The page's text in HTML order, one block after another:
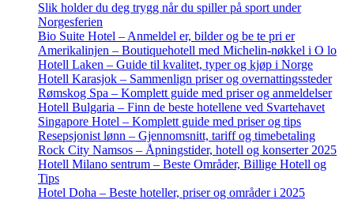
Slik holder du deg trygg når du spiller på sport under
Norgesferien
Bio Suite Hotel – Anmeldel er, bilder og be te pri er
Amerikalinjen – Boutiquehotell med Michelin-nøkkel i O lo
Hotell Laken – Guide til kvalitet, typer og kjøp i Norge
Hotell Karasjok – Sammenlign priser og overnattingssteder
Rømskog Spa – Komplett guide med priser og anmeldelser
Hotell Bulgaria – Finn de beste hotellene ved Svartehavet
Singapore Hotel – Komplett guide med priser og tips
Resepsjonist lønn – Gjennomsnitt, tariff og timebetaling
Rock City Namsos – Åpningstider, hotell og konserter 2025
Hotell Milano sentrum – Beste Områder, Billige Hotell og
Tips
Hotel Doha – Beste hoteller, priser og områder i 2025